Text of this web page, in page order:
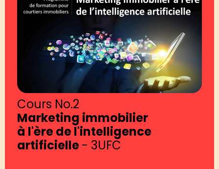
Cours No.2
Marketing immobilier
à l'ère de l'intelligence
artificielle- 3UFC